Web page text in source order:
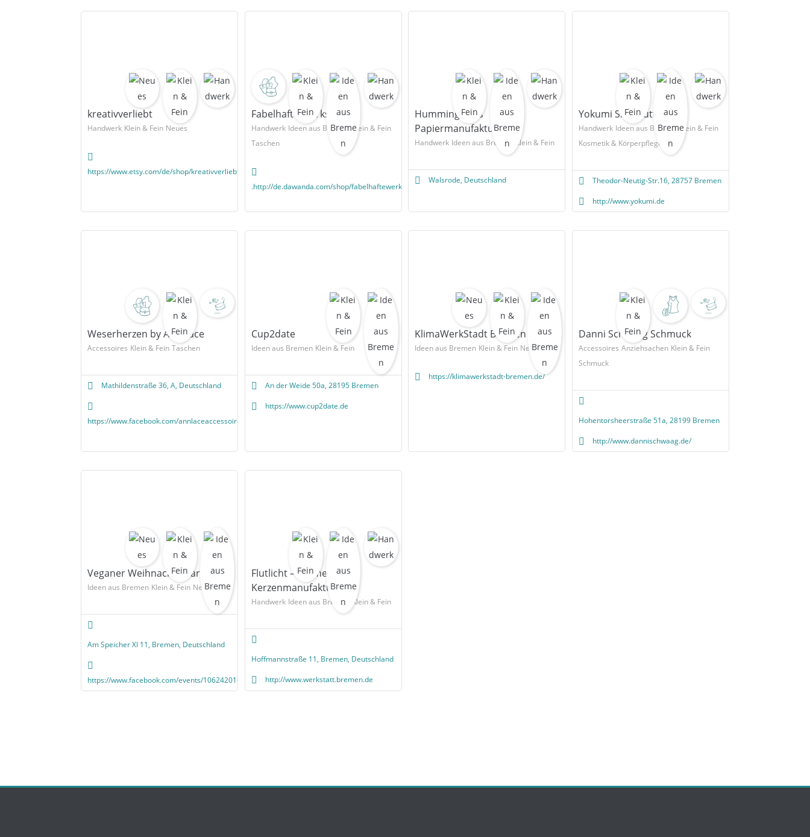
kreativverliebt
Handwerk Klein & Fein Neues
https://www.etsy.com/de/shop/kreativverliebt
Fabelhafte Werkstatt
Handwerk Ideen aus Bremen Klein & Fein
Taschen
.http://de.dawanda.com/shop/fabelhaftewerkstatt
Hummingbirds
Papiermanufaktur
Handwerk Ideen aus Bremen Klein & Fein
Walsrode, Deutschland
Yokumi Sheabutter
Handwerk Ideen aus Bremen Klein & Fein
Kosmetik & Körperpflege
Theodor-Neutig-Str.16, 28757 Bremen
http://www.yokumi.de
Weserherzen by Ann Lace
Accessoires Klein & Fein Taschen
Mathildenstraße 36, A, Deutschland
https://www.facebook.com/annlaceaccessoires/
Cup2date
Ideen aus Bremen Klein & Fein
An der Weide 50a, 28195 Bremen
https://www.cup2date.de
KlimaWerkStadt Bremen
Ideen aus Bremen Klein & Fein Neues
https://klimawerkstadt-bremen.de/
Danni Schwaag Schmuck
Accessoires Anziehsachen Klein & Fein
Schmuck
Hohentorsheerstraße 51a, 28199 Bremen
http://www.dannischwaag.de/
Veganer Weihnachtsmarkt
Ideen aus Bremen Klein & Fein Neues
Am Speicher XI 11, Bremen, Deutschland
https://www.facebook.com/events/1062420160608787/
Flutlicht – Bremer
Kerzenmanufaktur
Handwerk Ideen aus Bremen Klein & Fein
Hoffmannstraße 11, Bremen, Deutschland
http://www.werkstatt.bremen.de